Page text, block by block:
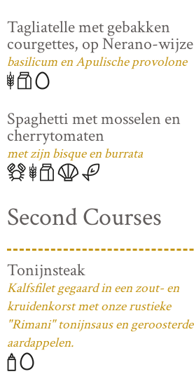
Tagliatelle met gebakken
courgettes, op Nerano-wijze
basilicum en Apulische provolone
Spaghetti met mosselen en
cherrytomaten
met zijn bisque en burrata
Second Courses
Tonijnsteak
Kalfsfilet gegaard in een zout- en
kruidenkorst met onze rustieke
"Rimani" tonijnsaus en geroosterde
aardappelen.